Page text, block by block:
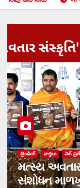
અનોખું